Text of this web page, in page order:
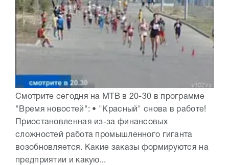
Смотрите сегодня на МТВ в 20-30 в программе
"Время новостей": • "Красный" снова в работе!
Приостановленная из-за финансовых
сложностей работа промышленного гиганта
возобновляется. Какие заказы формируются на
предприятии и какую...